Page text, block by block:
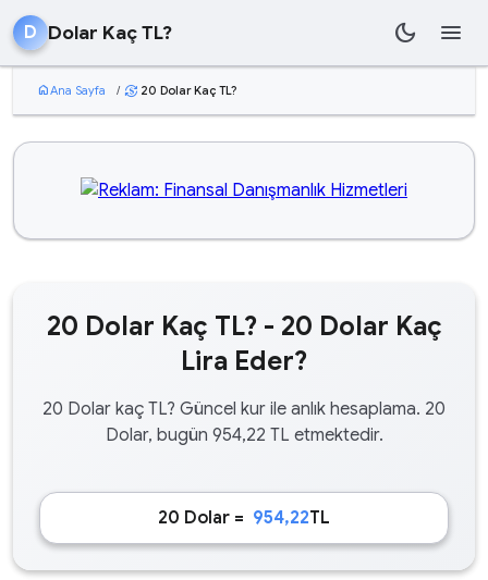
D Dolar Kaç TL? dark_mode menu
homeAna Sayfa / currency_exchange 20 Dolar Kaç TL?
20 Dolar Kaç TL? - 20 Dolar Kaç
Lira Eder?
20 Dolar kaç TL? Güncel kur ile anlık hesaplama. 20
Dolar, bugün 954,22 TL etmektedir.
20 Dolar = 954,22TL